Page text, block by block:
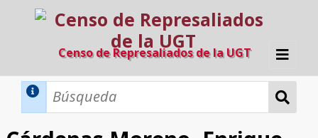
Censo de Represaliados de la UGT
Inicio